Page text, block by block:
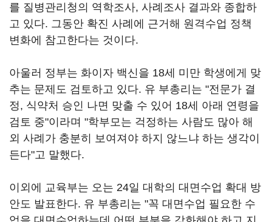
를 질병관리청의 역학조사, 사례조사 결과와 종합하
고 있다. 그동안 확진 사례에 근거해 원격수업 정책
변화에 참고한다는 것이다.
아울러 정부는 화이자 백신을 18세 미만 학생에게 맞
추는 문제도 검토하고 있다. 유 부총리는 "전문가 결
정, 식약처 승인 나면 맞출 수 있어 18세 아래 연령을
검토 중"이라며 "학부모는 걱정하는 사람도 많아 해
외 사례가 충분히 보여져야 하지 않느냐 하는 생각이
든다"고 말했다.
이외에 교육부는 오는 24일 대학의 대면수업 확대 방
안도 발표한다. 유 부총리는 "꼭 대면수업 필요한 수